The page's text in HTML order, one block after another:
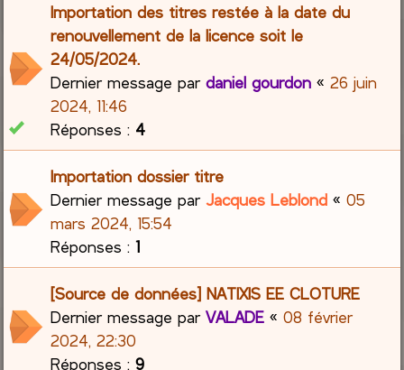
Importation des titres restée à la date du
renouvellement de la licence soit le
24/05/2024.
Dernier message pardaniel gourdon «26 juin
2024, 11:46
Réponses : 4
Importation dossier titre
Dernier message parJacques Leblond «05
mars 2024, 15:54
Réponses :1
[Source de données] NATIXIS EE CLOTURE
Dernier message parVALADE «08 février
2024, 22:30
Réponses :9